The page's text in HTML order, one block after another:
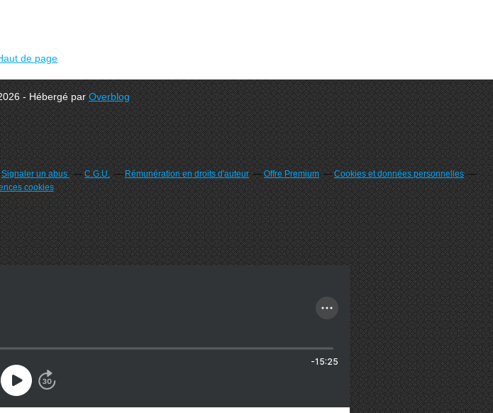
de page
- Hébergé parOverblog
Signaler un abus C.G.U. Rémunération en droits d'auteur Offre Premium
Cookies et données personnelles
cookies
-15:25